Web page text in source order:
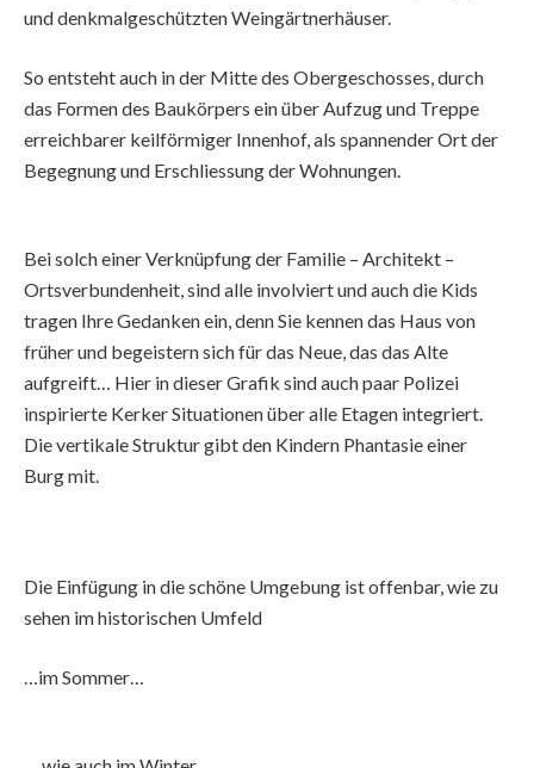
und denkmalgeschützten Weingärtnerhäuser.
So entsteht auch in der Mitte des Obergeschosses, durch
das Formen des Baukörpers ein über Aufzug und Treppe
erreichbarer keilförmiger Innenhof, als spannender Ort der
Begegnung und Erschliessung der Wohnungen.
Bei solch einer Verknüpfung der Familie – Architekt –
Ortsverbundenheit, sind alle involviert und auch die Kids
tragen Ihre Gedanken ein, denn Sie kennen das Haus von
früher und begeistern sich für das Neue, das das Alte
aufgreift… Hier in dieser Grafik sind auch paar Polizei
inspirierte Kerker Situationen über alle Etagen integriert.
Die vertikale Struktur gibt den Kindern Phantasie einer
Burg mit.
Die Einfügung in die schöne Umgebung ist offenbar, wie zu
sehen im historischen Umfeld
…im Sommer…